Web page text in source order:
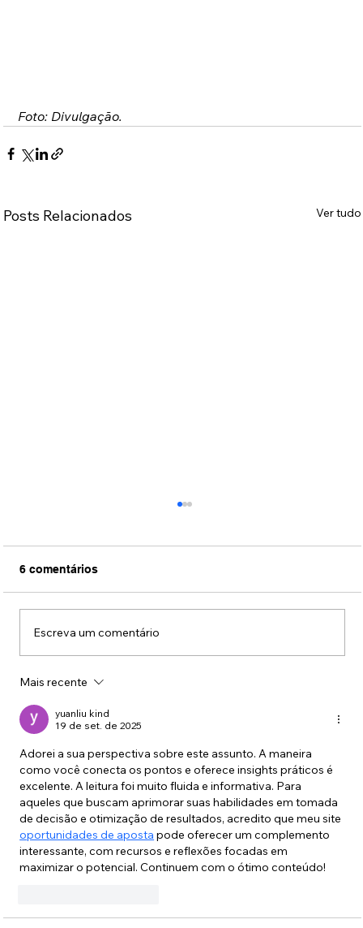
Foto: Divulgação.
Posts Relacionados Ver tudo
ganha primeiro trailer oficial, veja aqui
no ZZ.
6 comentários
Escreva um comentário
Mais recente
yuanliu kind
19 de set. de 2025
Adorei a sua perspectiva sobre este assunto. A maneira
como você conecta os pontos e oferece insights práticos é
excelente. A leitura foi muito fluida e informativa. Para
aqueles que buscam aprimorar suas habilidades em tomada
de decisão e otimização de resultados, acredito que meu site
oportunidades de aposta pode oferecer um complemento
interessante, com recursos e reflexões focadas em
maximizar o potencial. Continuem com o ótimo conteúdo!